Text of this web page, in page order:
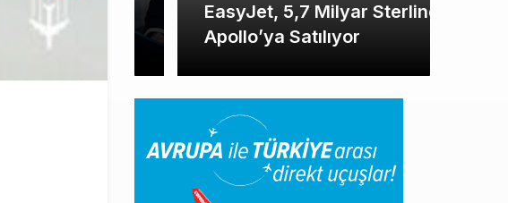
EasyJet, 5,7 Milyar Sterline
Apollo’ya Satılıyor